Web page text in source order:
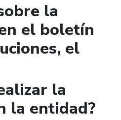
la
el boletín
el
la
la entidad?